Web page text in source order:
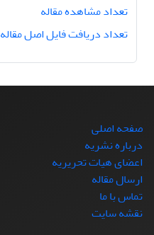
تعداد مشاهده مقاله
تعداد دریافت فایل اصل مقاله
صفحه اصلی
درباره نشریه
اعضای هیات تحریریه
ارسال مقاله
تماس با ما
نقشه سایت